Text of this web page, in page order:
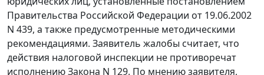
Правительства Российской Федерации от 19.06.2002
N 439, а также предусмотренные методическими
рекомендациями. Заявитель жалобы считает, что
действия налоговой инспекции не противоречат
исполнению Закона N 129. По мнению заявителя,